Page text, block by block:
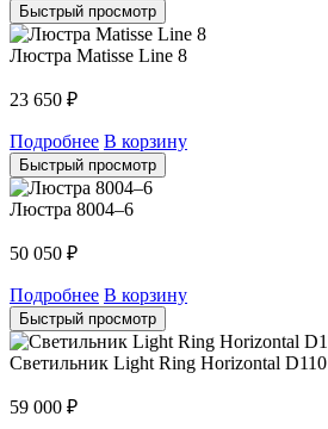
Быстрый просмотр
Люстра Matisse Line 8
23 650 ₽
Подробнее В корзину
Быстрый просмотр
Люстра 8004–6
50 050 ₽
Подробнее В корзину
Быстрый просмотр
Светильник Light Ring Horizontal D110
59 000 ₽